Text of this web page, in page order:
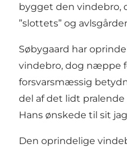
bygget den vindebro,
”slottets” og
Søbygaard har
vindebro, dog næppe
forsvarsmæssig
del af det lidt
Hans ønskede til sit
Den oprindelige